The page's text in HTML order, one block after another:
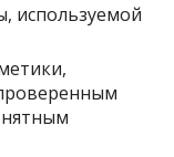
используемой